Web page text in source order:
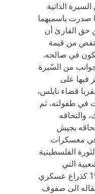
الذاتية
صدرت باسميهما
حق القارئ أن
من قيمة
في صالحه.
من السّيرة
فيها على
قضاء نابلس،
في طفولته، ثم
والتحاقه
بجيش
في معسكرات
الفلسطينية
التي
تشكلت بعد حرب حزران 1967 كذراع عسكري
الى صفوف